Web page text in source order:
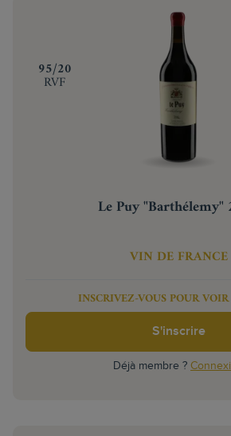
‍95/20
RVF
Le Puy "Barthélemy"
VIN DE FRANCE
INSCRIVEZ-VOUS POUR
S'inscrire
Déjà membre ?